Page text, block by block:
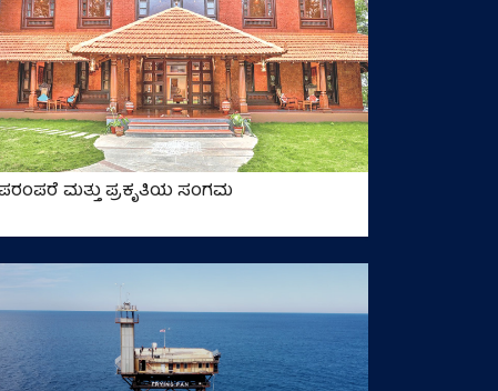
ಮತ್ತು ಪ್ರಕೃತಿಯ ಸಂಗಮ